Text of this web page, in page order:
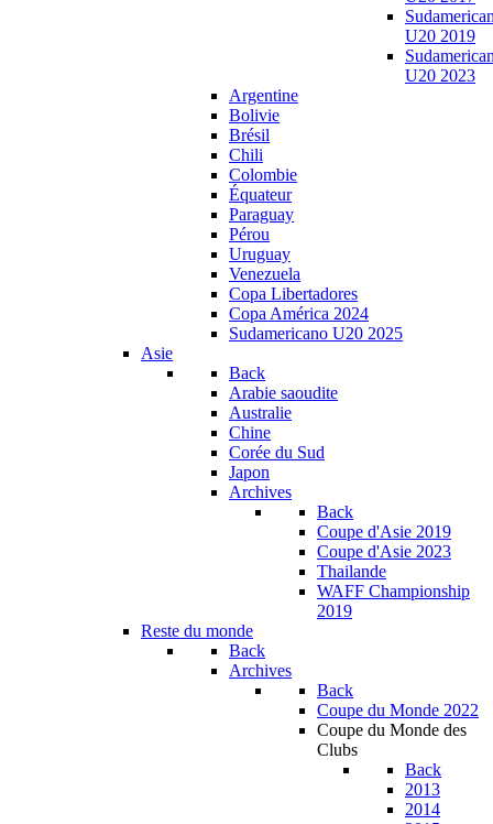
U20 2019
U20 2023
Argentine
Bolivie
Brésil
Chili
Colombie
Équateur
Paraguay
Pérou
Uruguay
Venezuela
Copa Libertadores
Copa América 2024
Sudamericano U20 2025
Asie
Back
Arabie saoudite
Australie
Chine
Corée du Sud
Japon
Archives
Back
Coupe d'Asie 2019
Coupe d'Asie 2023
Thailande
WAFF Championship
2019
Reste du monde
Back
Archives
Back
Coupe du Monde 2022
Coupe du Monde des
Clubs
Back
2013
2014